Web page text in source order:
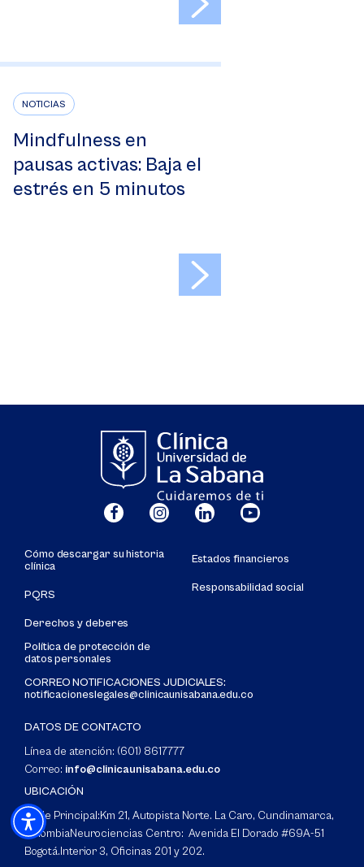
NOTICIAS
Mindfulness en
pausas activas: Baja el
estrés en 5 minutos
Cómo descargar su historia
clínica
PQRS
Derechos y deberes
Política de protección de
datos personales
CORREO NOTIFICACIONES JUDICIALES:
notificacioneslegales@clinicaunisabana.edu.co
Estados financieros
Responsabilidad social
DATOS DE CONTACTO
Línea de atención: (601) 8617777
Correo: info@clinicaunisabana.edu.co
UBICACIÓN
Sede Principal:Km 21, Autopista Norte. La Caro, Cundinamarca,
ColombiaNeurociencias Centro: Avenida El Dorado #69A-51
Bogotá.Interior 3, Oficinas 201 y 202.